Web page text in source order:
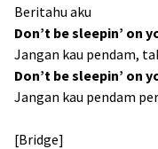
Beritahu aku
Don’t be sleepin’ on
Jangan kau pendam,
Don’t be sleepin’ on
Jangan kau pendam
[Bridge]